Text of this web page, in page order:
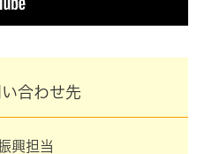
合わせ先
興担当